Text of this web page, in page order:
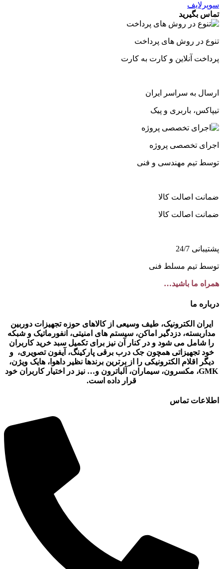
سوپرلایف
تماس بگیرید
تنوع در روش های پرداخت
پرداخت آنلاین و کارت به کارت
ارسال به سراسر ایران
تیپاکس، باربری و پیک
اجرای تخصصی پروژه
توسط تیم مهندسی و فنی
ضمانت اصالت کالا
ضمانت اصالت کالا
پشتیبانی 24/7
توسط تیم مسلط فنی
همراه ما باشید…
درباره ما
ایران الکترونیک، طیف وسیعی از کالاهای حوزه تجهیزات دوربین
مداربسته، دزدگیر اماکن، سیستم های امنیتی، انفورماتیک و شبکه
را شامل می شود و در کنار آن نیز برای تکمیل سبد خرید کاربران
خود تجهیزاتی همچون جک درب برقی پارکینگ، آیفون تصویری، و
دیگر اقلام الکترونیکی را از برترین برندها نظیر داهوا، هایک ویژن،
GMK، مکسرون، سیماران، آلباترون و… نیز در اختیار کاربران خود
قرار داده است.
اطلاعات تماس